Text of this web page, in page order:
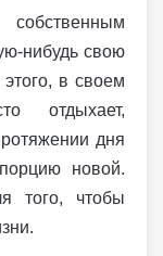
нибудь свою
в своем
отдыхает,
дня
новой.
того, чтобы